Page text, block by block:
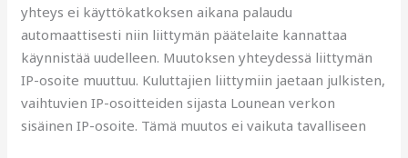
yhteys ei käyttökatkoksen aikana palaudu
automaattisesti niin liittymän päätelaite kannattaa
käynnistää uudelleen. Muutoksen yhteydessä liittymän
IP-osoite muuttuu. Kuluttajien liittymiin jaetaan julkisten,
vaihtuvien IP-osoitteiden sijasta Lounean verkon
sisäinen IP-osoite. Tämä muutos ei vaikuta tavalliseen